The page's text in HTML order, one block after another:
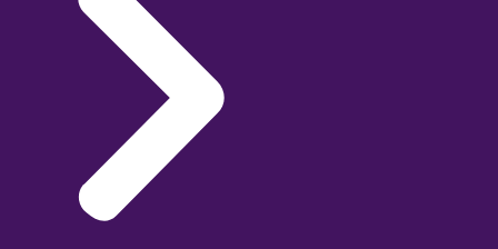
bespreekbaar maken en tegengaan van discriminatie
vind je in:
Gereedschapskist
Zorg voor een duidelijke klachtenprocedure. Veiligheid
ontstaat ook wanneer medewerkers weten waar ze
naartoe kunnen met klachten en wat er vervolgens met
gebeurt met een klacht.